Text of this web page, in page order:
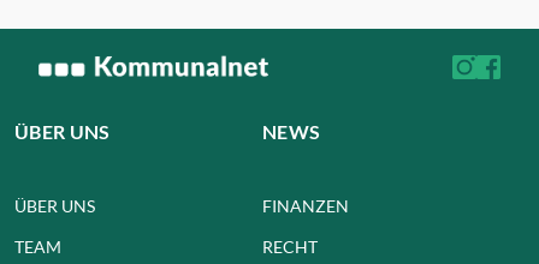
ÜBER UNS
ÜBER UNS
TEAM
NEWS
FINANZEN
RECHT